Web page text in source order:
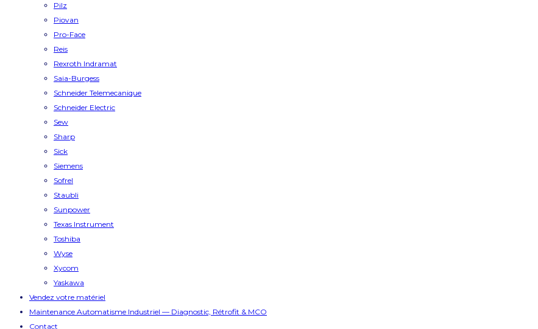
Pilz
Piovan
Pro-Face
Reis
Rexroth Indramat
Saia-Burgess
Schneider Telemecanique
Schneider Electric
Sew
Sharp
Sick
Siemens
Sofrel
Staubli
Sunpower
Texas Instrument
Toshiba
Wyse
Xycom
Yaskawa
Vendez votre matériel
Maintenance Automatisme Industriel — Diagnostic, Rétrofit & MCO
Contact